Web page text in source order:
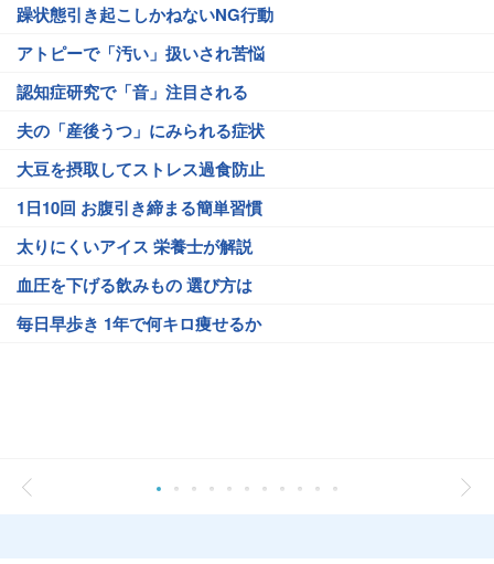
躁状態引き起こしかねないNG行動
アトピーで「汚い」扱いされ苦悩
認知症研究で「音」注目される
夫の「産後うつ」にみられる症状
大豆を摂取してストレス過食防止
1日10回 お腹引き締まる簡単習慣
太りにくいアイス 栄養士が解説
血圧を下げる飲みもの 選び方は
毎日早歩き 1年で何キロ痩せるか